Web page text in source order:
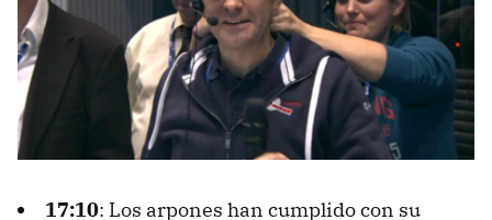
17:10: Los arpones han cumplido con su